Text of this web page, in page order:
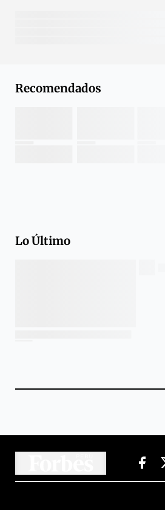
Recomendados
Lo Último